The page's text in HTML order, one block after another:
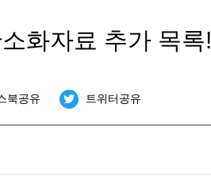
화자료 추가 목록!
북공유 트위터공유